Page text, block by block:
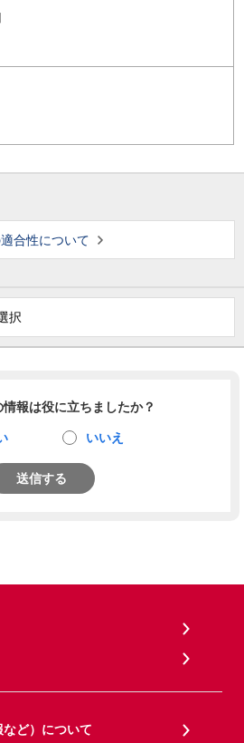
合性について
択
報は役に立ちましたか？
いいえ
送信する
ど）について